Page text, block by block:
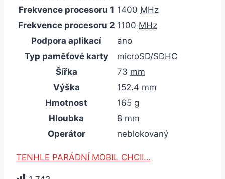
Frekvence procesoru 1 1400 MHz
Frekvence procesoru 2 1100 MHz
Podpora aplikací
ano
Typ paměťové karty
microSD/SDHC
Šířka
73 mm
Výška
152.4 mm
Hmotnost
165 g
Hloubka
8 mm
Operátor
neblokovaný
TENHLE PARÁDNÍ MOBIL CHCII…